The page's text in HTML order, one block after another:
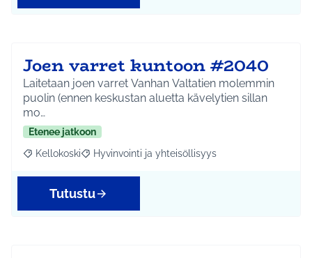
Joen varret kuntoon #2040
Laitetaan joen varret Vanhan Valtatien molemmin
puolin (ennen keskustan aluetta kävelytien sillan
mo…
Etenee jatkoon
Rajaa tulokset aihepiirin mukaan: Kellokoski
Kellokoski Rajaa tulokset teeman mukaan: Hyvinvointi ja
Hyvinvointi ja yhteisöllisyys
Tutustu